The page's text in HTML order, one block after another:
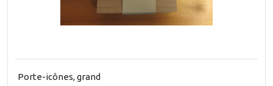
Porte-icônes, grand